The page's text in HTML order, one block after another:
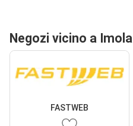
Negozi vicino a Imola
FASTWEB